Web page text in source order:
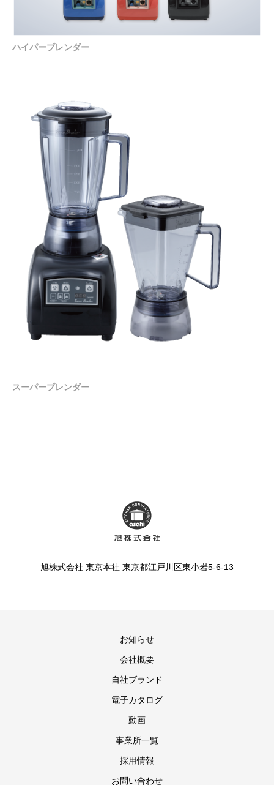
ハイパーブレンダー
スーパーブレンダー
旭株式会社 東京本社 東京都江戸川区東小岩5-6-13
お知らせ
会社概要
自社ブランド
電子カタログ
動画
事業所一覧
採用情報
お問い合わせ